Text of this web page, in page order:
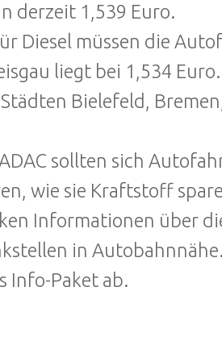
derzeit 1,539 Euro.
Diesel müssen die
liegt bei 1,534
Bielefeld,
sollten sich
wie sie Kraftstoff
Informationen über
in
Info-Paket ab.